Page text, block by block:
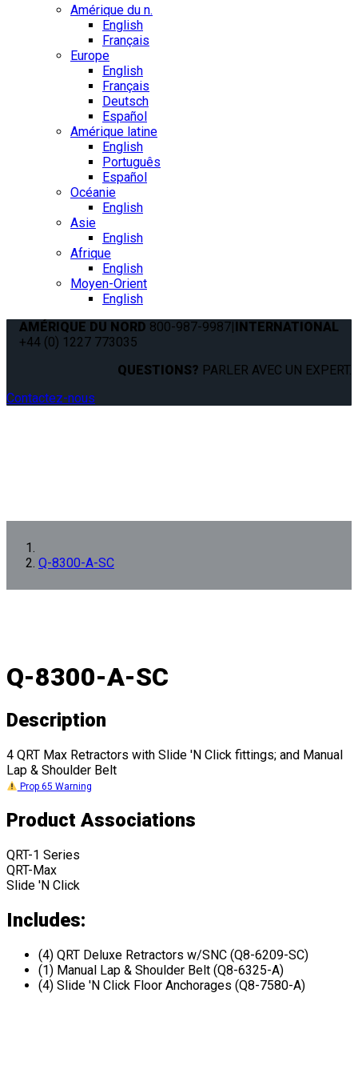
Amérique du n.
English
Français
Europe
English
Français
Deutsch
Español
Amérique latine
English
Português
Español
Océanie
English
Asie
English
Afrique
English
Moyen-Orient
English
AMÉRIQUE DU NORD 800-987-9987|INTERNATIONAL
+44 (0) 1227 773035
QUESTIONS? PARLER AVEC UN EXPERT.
Contactez-nous
Q-8300-A-SC
Q-8300-A-SC
Description
4 QRT Max Retractors with Slide 'N Click fittings; and Manual
Lap & Shoulder Belt
Prop 65 Warning
Product Associations
QRT-1 Series
QRT-Max
Slide 'N Click
Includes:
(4) QRT Deluxe Retractors w/SNC (Q8-6209-SC)
(1) Manual Lap & Shoulder Belt (Q8-6325-A)
(4) Slide 'N Click Floor Anchorages (Q8-7580-A)